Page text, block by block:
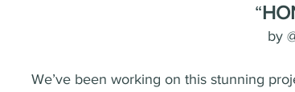
“
by
We’ve been working on this stunning